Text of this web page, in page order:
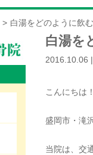
> 白湯をどのように飲
白湯を
2016.10.06
こんにちは
盛岡市・滝
当院は、交